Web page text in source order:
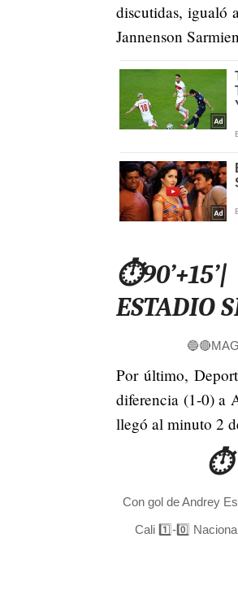
discutidas, igualó
Jannenson
ESTADIO
Por último,
diferencia (1-0) a
llegó al minuto 2
⏱️
Con gol de Andrey
Cali 1️⃣-0️⃣